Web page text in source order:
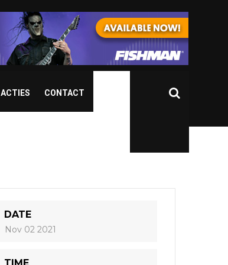
ACTIES CONTACT
DATE
Nov 02 2021